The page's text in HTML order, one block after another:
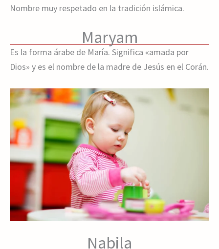
Nombre muy respetado en la tradición islámica.
Maryam
Es la forma árabe de María. Significa «amada por
Dios» y es el nombre de la madre de Jesús en el Corán.
Nabila